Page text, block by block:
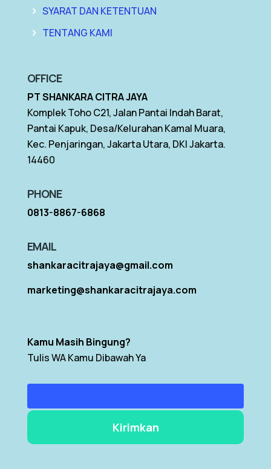
SYARAT DAN KETENTUAN
TENTANG KAMI
OFFICE
PT SHANKARA CITRA JAYA
Komplek Toho C21, Jalan Pantai Indah Barat,
Pantai Kapuk, Desa/Kelurahan Kamal Muara,
Kec. Penjaringan, Jakarta Utara, DKI Jakarta.
14460
PHONE
0813-8867-6868
EMAIL
shankaracitrajaya@gmail.com
marketing@shankaracitrajaya.com
Kamu Masih Bingung?
Tulis WA Kamu Dibawah Ya